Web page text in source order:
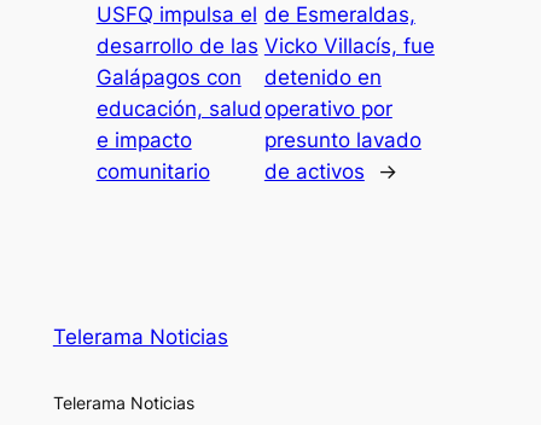
USFQ impulsa el
desarrollo de las
Galápagos con
educación, salud
e impacto
comunitario
de Esmeraldas,
Vicko Villacís, fue
detenido en
operativo por
presunto lavado
de activos
→
Telerama Noticias
Telerama Noticias